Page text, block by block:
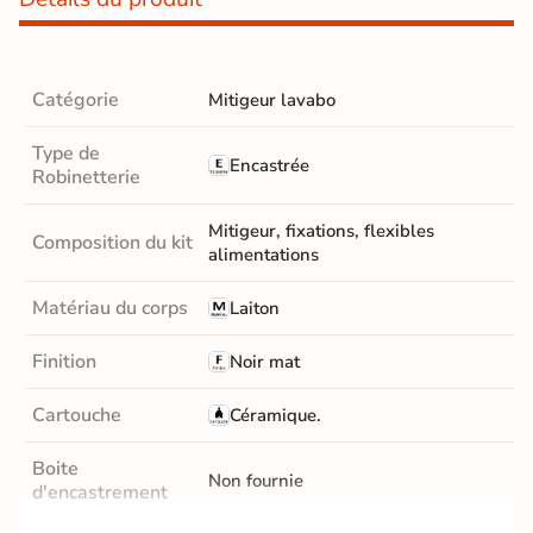
Catégorie Mitigeur lavabo
Type de
Robinetterie
Encastrée
Composition du kit
Mitigeur, fixations, flexibles
alimentations
Matériau du corps Laiton
Finition Noir mat
Cartouche Céramique.
Boite
d'encastrement
Non fournie